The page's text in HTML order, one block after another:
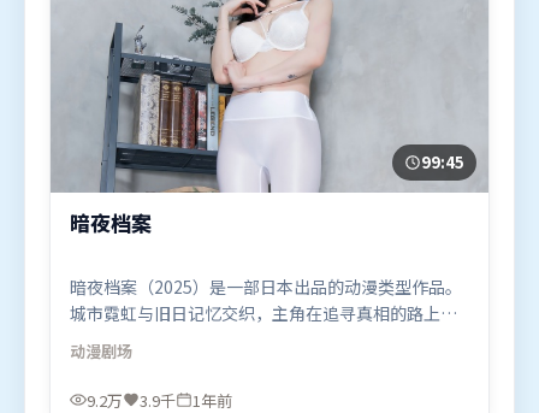
99:45
暗夜档案
暗夜档案（2025）是一部日本出品的动漫类型作品。
城市霓虹与旧日记忆交织，主角在追寻真相的路上不
断付出代价。视听风格统一而富有实验感，配乐与画
面情绪贴合。由薛晓路执导，杨幂、朱一龙、基里安
·墨菲，谭卓、肖战等联袂出演。影片于2025年8月6
动漫剧场
9.2万 3.9千 1年前